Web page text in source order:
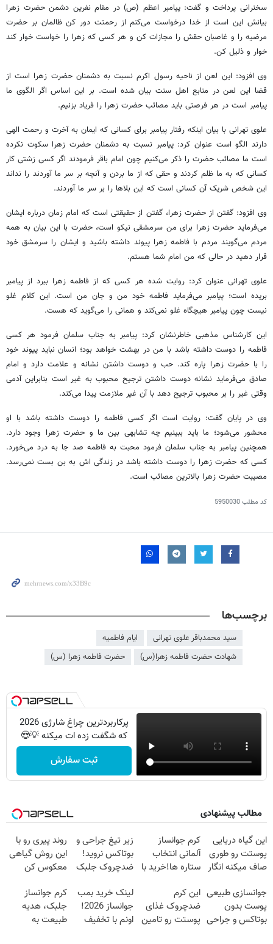
سخنرانی پرداخت و گفت: پیامبر اعظم (ص) در مقام نفرین دشمن حضرت زهرا
بیانش این است از خدا درخواست می‌کنم از رحمتت دور کن ظالمان بر حضرت
مرضیه را و غاصبان حقش را مجازات کن و هر کسی که زهرا را خواست خوار کند
خوار و ذلیل کن.
وی افزود: این لعناز ناحیه رسول اکرم نسبت به دشمنان حضرت زهرا است از
قضا این لعندر منابع اهل سنت بیان شده است. بر این اساس اگر الگوی ما
پیامبر است در هر فرصتی باید مصائب حضرت زهرا را فریاد بزنیم.
علوی تهرانی با بیان اینکه رفتار پیامبر برای کسانی که ایمان به آخرت و رحمت الهی
دارند الگو است عنوان کرد: پیامبر نسبت به دشمنان حضرت زهرا سکوت نکرده
است ما مصائب حضرت را ذکر می‌کنیم چون امام باقر فرمودند اگر کسی زشتی کار
کسانی که به ما ظلم کردند و حقی که از ما بردن و آنچه بر سر ما آوردند را نداند
این شخص شریک آن کسانی است که این بلاها را بر سر ما آوردند.
وی افزود: گفتن از حضرت زهرا، گفتن از حقیقتی است که امام زمان درباره ایشان
می‌فرماید حضرت زهرا برای من سرمشقی نیکو است، حضرت با این بیان به همه
مردم می‌گویند مردم با فاطمه زهرا پیوند داشته باشید و ایشان را سرمشق خود
قرار دهید در حالی که من امام شما هستم.
علوی تهرانی عنوان کرد: روایت شده هر کسی که از فاطمه زهرا ببرد از پیامبر
بریده است؛ پیامبر می‌فرماید فاطمه خود من و جان من است. این کلام غلو
نیست چون پیامبر هیچگاه غلو نمی‌کند و همانی را می‌گوید که هست.
این کارشناس مذهبی خاطرنشان کرد: پیامبر به جناب سلمان فرمود هر کسی
فاطمه را دوست داشته باشد با من در بهشت خواهد بود؛ انسان نباید پیوند خود
را با حضرت زهرا پاره کند. حبو دوست داشتن نشانه و علامت دارد و امام
صادق می‌فرماید نشانه دوست داشتن ترجیح محبوب به غیر است بنابراین آدمی
وقتی غیر را بر محبوب ترجیح دهد با آن غیر ملازمت پیدا می‌کند.
وی در پایان گفت: روایت است اگر کسی فاطمه را دوست داشته باشد با او
محشور می‌شود؛ ما باید ببینیم چه تشابهی بین ما و حضرت زهرا وجود دارد.
همچنین پیامبر به جناب سلمان فرمود محبت به فاطمه صد جا به درد می‌خورد.
کسی که حضرت زهرا را دوست داشته باشد در زندگی اش به بن بست نمی‌رسد.
مصیبت حضرت زهرا بالاترین مصائب است.
کد مطلب5950030
برچسب‌ها
سید محمدباقر علوی تهرانی
ایام فاطمیه
شهادت حضرت فاطمه زهرا(س)
حضرت فاطمه زهرا (س)
پرکاربردترین چراغ شارژی 2026
که شگفت زده ات میکنه 💡😍
ثبت سفارش
مطالب پیشنهادی
این گیاه دریایی
پوستت رو طوری
صاف میکنه انگار
شدی🔥
کرم جوانساز
آلمانی انتخاب
ستاره ها!خرید با
زیر تیغ جراحی و
بوتاکس نروید!
ضدچروک جلبک
روند پیری رو با
این روش گیاهی
معکوس کن
جوانسازی طبیعی
پوست بدون
بوتاکس و جراحی
این کرم
ضدچروک غذای
پوستت رو تامین
لینک خرید بمب
جوانساز 2026!
اونم با تخفیف
کرم جوانساز
جلبک، هدیه
طبیعت به